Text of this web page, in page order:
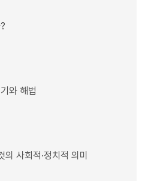
와 해법
사회적·정치적 의미